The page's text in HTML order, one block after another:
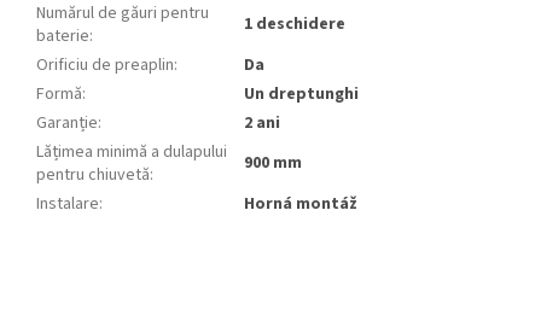
Numărul de găuri pentru
baterie:
1 deschidere
Orificiu de preaplin:
Da
Formă:
Un dreptunghi
Garanție:
2 ani
Lățimea minimă a dulapului
pentru chiuvetă:
900 mm
Instalare: Horná montáž